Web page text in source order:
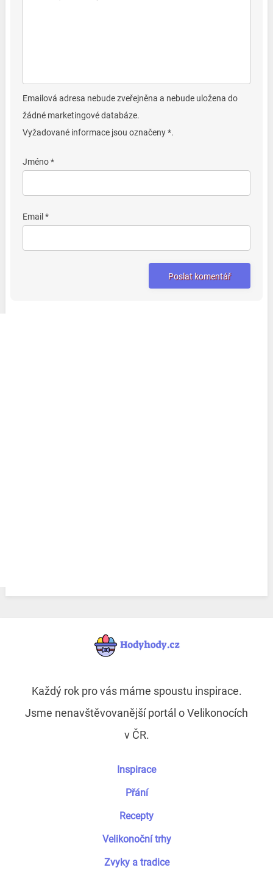
Emailová adresa nebude zveřejněna a nebude uložena do
žádné marketingové databáze.
Vyžadované informace jsou označeny *.
Jméno *
Email *
Každý rok pro vás máme spoustu inspirace.
Jsme nenavštěvovanější portál o Velikonocích
v ČR.
Inspirace
Přání
Recepty
Velikonoční trhy
Zvyky a tradice